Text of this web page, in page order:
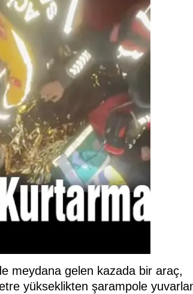
meydana gelen kazada bir araç,
yükseklikten şarampole